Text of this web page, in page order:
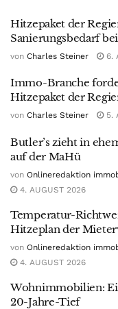
Hitzepaket der
Sanierungsbedarf
von Charles Steiner 6.
Immo-Branche
Hitzepaket der
von Charles Steiner 5.
Butler’s zieht in
auf der MaHü
von Onlineredaktion
4. AUGUST 2026
Temperatur-
Hitzeplan der
von Onlineredaktion
4. AUGUST 2026
Wohnimmobilien:
20-Jahre-Tief